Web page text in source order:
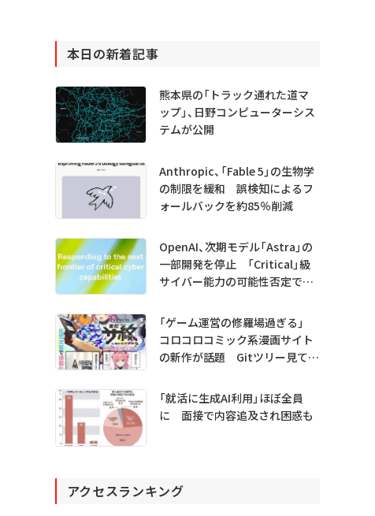
本日の新着記事
熊本県の「トラック通れた道マ
ップ」、日野コンピューターシス
テムが公開
Anthropic、「Fable 5」の生物学
の制限を緩和 誤検知によるフ
ォールバックを約85％削減
OpenAI、次期モデル「Astra」の
一部開発を停止 「Critical」級
サイバー能力の可能性否定でき
「ゲーム運営の修羅場過ぎる」
コロコロコミック系漫画サイト
の新作が話題 Gitツリー見てガ
「就活に生成AI利用」ほぼ全員
に 面接で内容追及され困惑も
アクセスランキング